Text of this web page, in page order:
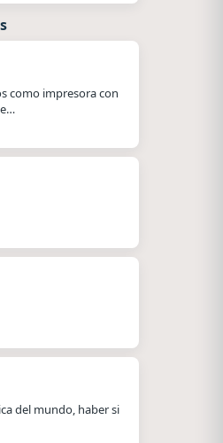
como impresora con
del mundo, haber si